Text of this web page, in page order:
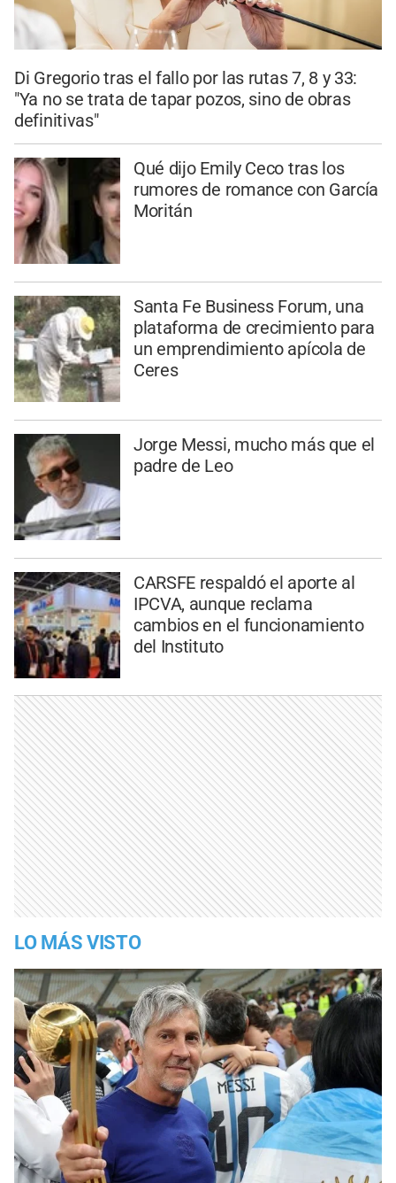
Di Gregorio tras el fallo por las rutas 7, 8 y 33:
"Ya no se trata de tapar pozos, sino de obras
definitivas"
Qué dijo Emily Ceco tras los
rumores de romance con García
Moritán
Santa Fe Business Forum, una
plataforma de crecimiento para
un emprendimiento apícola de
Ceres
Jorge Messi, mucho más que el
padre de Leo
CARSFE respaldó el aporte al
IPCVA, aunque reclama
cambios en el funcionamiento
del Instituto
LO MÁS VISTO